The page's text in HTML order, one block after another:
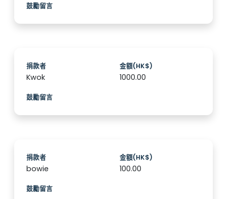
鼓勵留言
捐款者
Kwok
金額(HK$)
1000.00
鼓勵留言
捐款者
bowie
金額(HK$)
100.00
鼓勵留言